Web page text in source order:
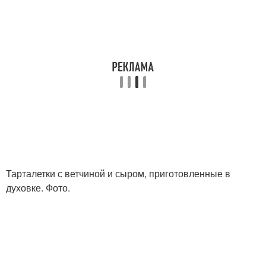
Тарталетки с салатом
Тарталетки с ветчиной и сыром, приготовленные в
духовке. Фото.